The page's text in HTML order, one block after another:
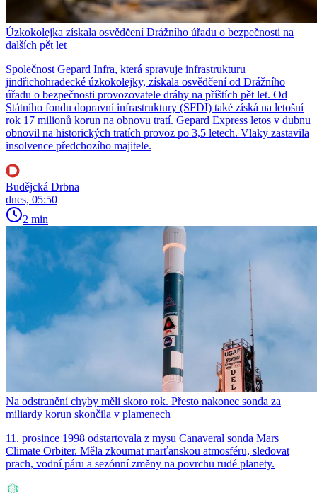
Úzkokolejka získala osvědčení Drážního úřadu o bezpečnosti na
dalších pět let
Společnost Gepard Infra, která spravuje infrastrukturu
jindřichohradecké úzkokolejky, získala osvědčení od Drážního
úřadu o bezpečnosti provozovatele dráhy na příštích pět let. Od
Státního fondu dopravní infrastruktury (SFDI) také získá na letošní
rok 17 milionů korun na obnovu tratí. Gepard Express letos v dubnu
obnovil na historických tratích provoz po 3,5 letech. Vlaky zastavila
insolvence předchozího majitele.
Budějcká Drbna
dnes, 05:50
2 min
Na odstranění chyby měli skoro rok. Přesto nakonec sonda za
miliardy korun skončila v plamenech
11. prosince 1998 odstartovala z mysu Canaveral sonda Mars
Climate Orbiter. Měla zkoumat marťanskou atmosféru, sledovat
prach, vodní páru a sezónní změny na povrchu rudé planety.